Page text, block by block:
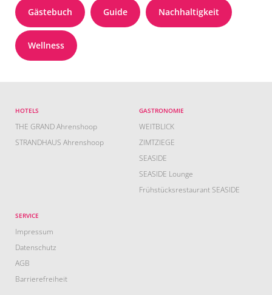
Gästebuch Guide Nachhaltigkeit
Wellness
HOTELS
THE GRAND Ahrenshoop
STRANDHAUS Ahrenshoop
GASTRONOMIE
WEITBLICK
ZIMTZIEGE
SEASIDE
SEASIDE Lounge
Frühstücksrestaurant SEASIDE
SERVICE
Impressum
Datenschutz
AGB
Barrierefreiheit